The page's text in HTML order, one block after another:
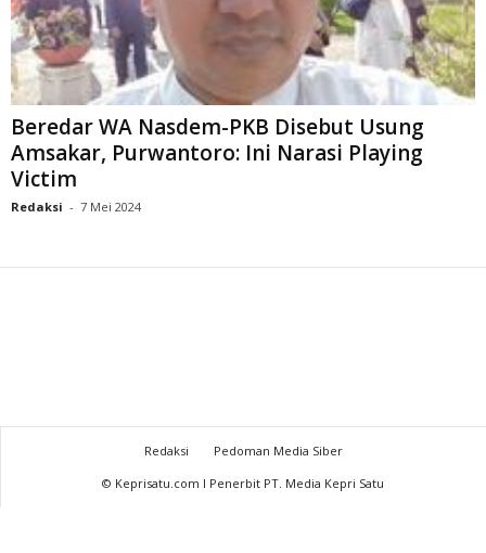
Beredar WA Nasdem-PKB Disebut Usung
Amsakar, Purwantoro: Ini Narasi Playing
Victim
Redaksi - 7 Mei 2024
Redaksi
Pedoman Media Siber
© Keprisatu.com I Penerbit PT. Media Kepri Satu